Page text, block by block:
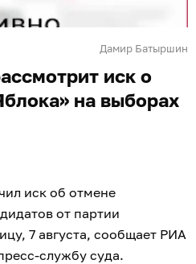
Дамир Батыршин
иск о
на выборах
иск об отмене
от партии
7 августа, сообщает РИА
службу суда.